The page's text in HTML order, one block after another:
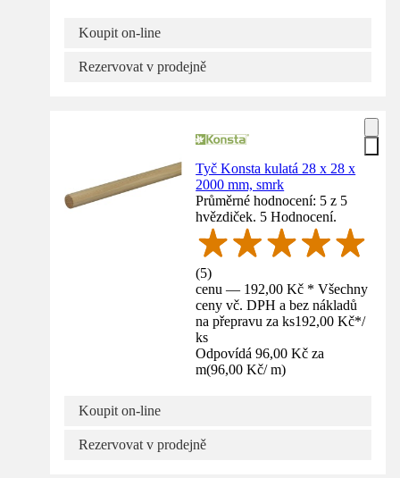
Koupit on-line
Rezervovat v prodejně
Tyč Konsta kulatá 28 x 28 x
2000 mm, smrk
Průměrné hodnocení: 5 z 5
hvězdiček. 5 Hodnocení.
(5)
cenu — 192,00 Kč * Všechny
ceny vč. DPH a bez nákladů
na přepravu za ks192,00 Kč*/
ks
Odpovídá 96,00 Kč za
m(96,00 Kč/ m)
Koupit on-line
Rezervovat v prodejně